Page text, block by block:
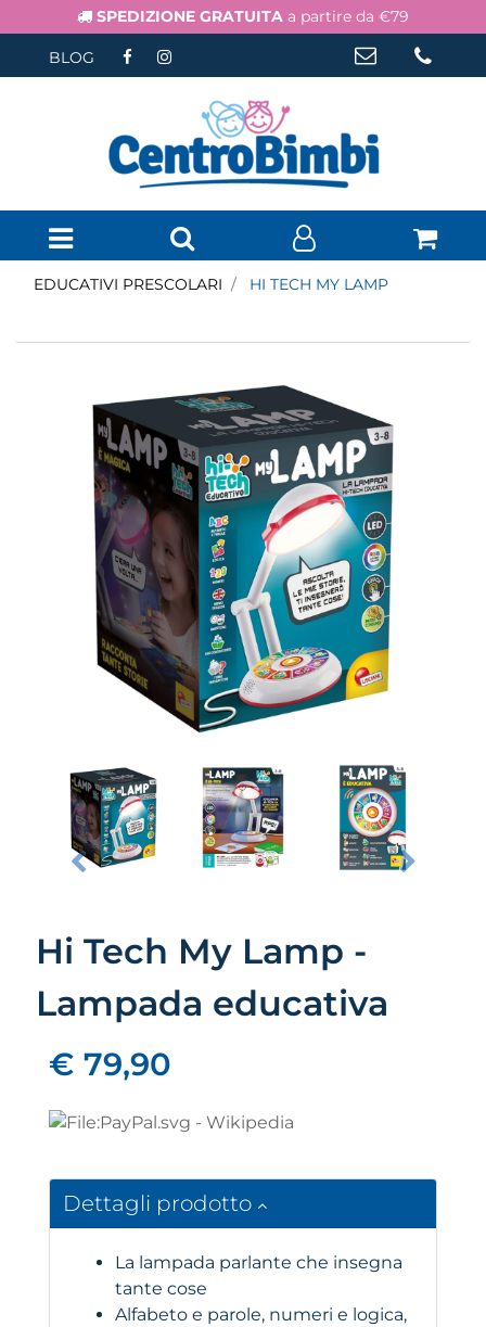
SPEDIZIONE GRATUITA a partire da €79
BLOG
Open menu
EDUCATIVI PRESCOLARI HI TECH MY LAMP
Hi Tech My Lamp -
Lampada educativa
€ 79,90
Dettagli prodotto
La lampada parlante che insegna
tante cose
Alfabeto e parole, numeri e logica,